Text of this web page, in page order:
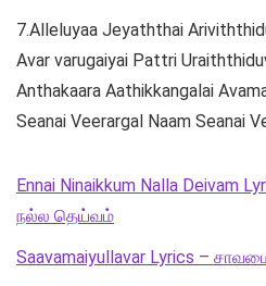
7.Alleluyaa Jeyaththai
Avar varugaiyai Pattri
Anthakaara Aathikkangalai
Seanai Veerargal Naam Seanai
Ennai Ninaikkum Nalla
நல்ல தெய்வம்
Saavamaiyullavar Lyrics –